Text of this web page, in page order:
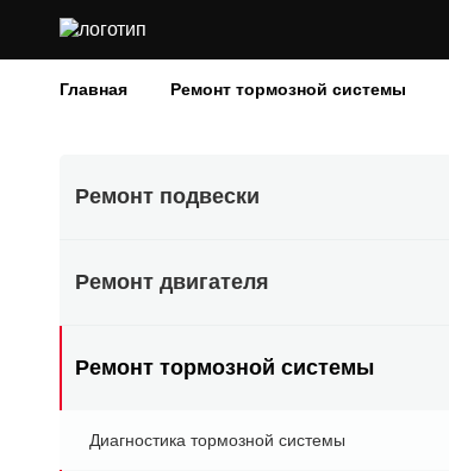
Главная Ремонт тормозной системы
Ремонт подвески
Ремонт двигателя
Ремонт тормозной системы
Диагностика тормозной системы